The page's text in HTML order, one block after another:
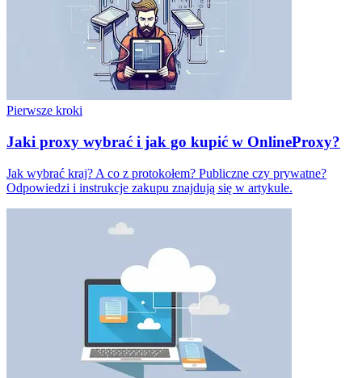
Pierwsze kroki
Jaki proxy wybrać i jak go kupić w OnlineProxy?
Jak wybrać kraj? A co z protokołem? Publiczne czy prywatne?
Odpowiedzi i instrukcje zakupu znajdują się w artykule.